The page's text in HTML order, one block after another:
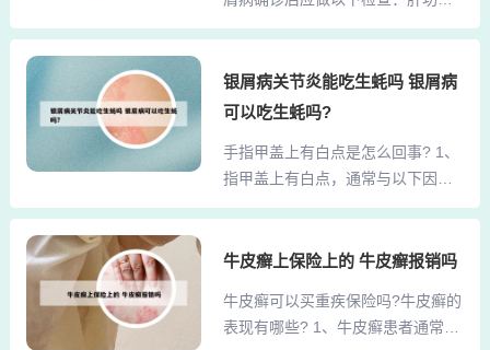
例如变厚、变黑、变白，甚...
择合适的洗发水优先选用含吡啶硫
酮锌、酮康唑等去屑成分的洗发
（如马拉色菌），减少头皮屑生
成。但需根据个人头皮类型（如油
性、干性或敏感性）选择...
检查：肝功能检查是银屑病确诊过
体的重要器官，负责代谢和解毒功
能。当肝功能受损时，会直接影响
加剧银屑病。因此，通过肝功能检
查，可以评估肝脏的健康状况，进
而判断是否与银屑病的发病有关。
炎）的确诊需结合临床表现、影像
据，具体方法如下： 临床表现评估
患者需同时存在皮肤银屑病表现与
银屑病关节炎能吃生蚝吗 银屑病
可以吃生蚝吗?
手指甲盖上有白点是怎么回事? 1、
指甲盖上有白点，通常与以下因素
相关： 营养不良与微量元素缺乏指
尤其是锌、铁、钙、维生素A、维生
对指甲的正常生长和结构维持至关
重要。2、手指甲盖上出现白点可能
牛皮癣上保险上的 牛皮癣报销吗
牛皮癣可以买重疾保险吗?牛皮癣的
表现有哪些? 1、牛皮癣患者通常可